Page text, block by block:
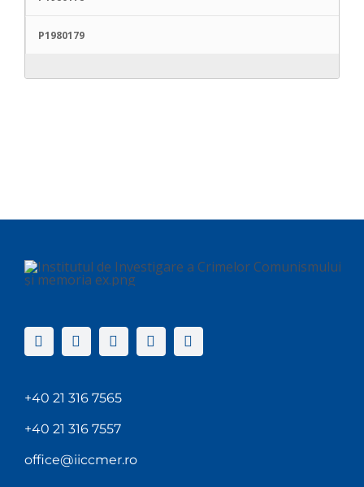
P1980179
+40 21 316 7565
+40 21 316 7557
office@iiccmer.ro